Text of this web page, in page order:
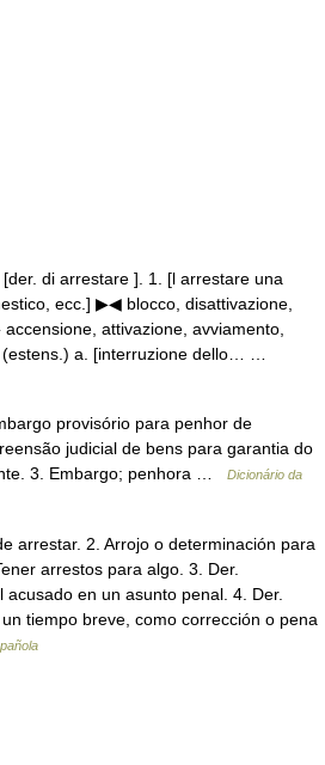
di arrestare ]. 1. [l arrestare una
ecc.] ▶◀ blocco, disattivazione,
attivazione, avviamento,
(estens.) a. [interruzione dello… …
provisório para penhor de
judicial de bens para garantia do
3. Embargo; penhora …
Dicionário da
arrestar. 2. Arrojo o determinación para
arrestos para algo. 3. Der.
acusado en un asunto penal. 4. Der.
tiempo breve, como corrección o pena